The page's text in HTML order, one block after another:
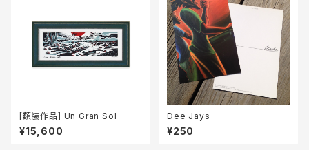
[額装作品] Un Gran Sol
¥15,600
Dee Jays
¥250